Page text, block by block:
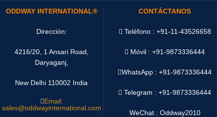
ODDWAY INTERNATIONAL®
Dirección:
4216/20, 1 Ansari Road,
Daryaganj,
New Delhi 110002 India
Email:
sales@oddwayinternational.com
CONTÁCTANOS
Teléfono : +91-11-43526658
Móvil : +91-9873336444
WhatsApp :+91-9873336444
Telegram : +91-9873336444
WeChat : Oddway2010